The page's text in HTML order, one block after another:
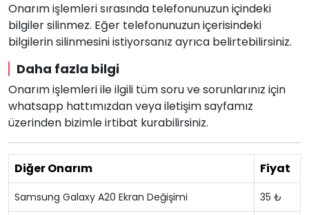
Onarım işlemleri sırasında telefonunuzun içindeki
bilgiler silinmez. Eğer telefonunuzun içerisindeki
bilgilerin silinmesini istiyorsanız ayrıca belirtebilirsiniz.
Daha fazla bilgi
Onarım işlemleri ile ilgili tüm soru ve sorunlarınız için
whatsapp hattımızdan veya iletişim sayfamız
üzerinden bizimle irtibat kurabilirsiniz.
Diğer Onarım Fiyat
Samsung Galaxy A20 Ekran Değişimi 35 ₺